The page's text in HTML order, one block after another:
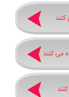
می کنند